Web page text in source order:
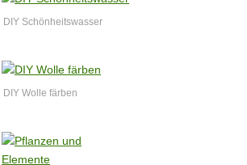
DIY Schönheitswasser
DIY Wolle färben